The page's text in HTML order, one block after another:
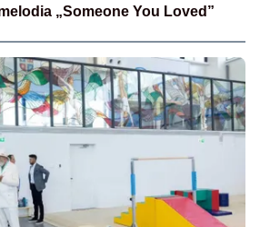
„Someone You Loved”